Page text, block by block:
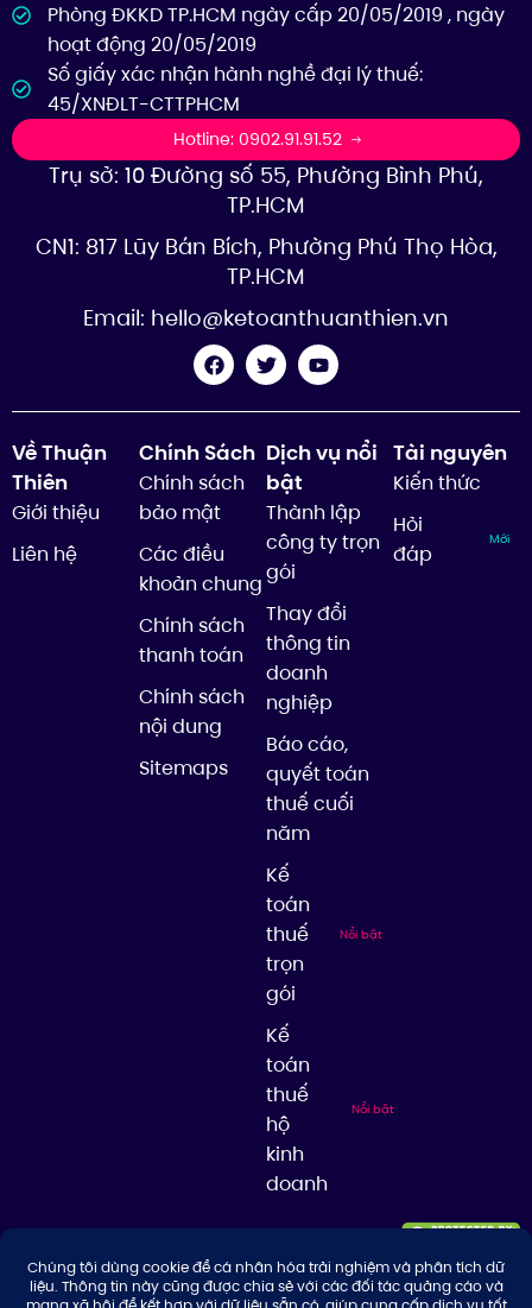
Phòng ĐKKD TP.HCM ngày cấp 20/05/2019 , ngày
hoạt động 20/05/2019
Số giấy xác nhận hành nghề đại lý thuế:
45/XNĐLT-CTTPHCM
Hotline: 0902.91.91.52
Trụ sở: 10 Đường số 55, Phường Bình Phú,
TP.HCM
CN1: 817 Lũy Bán Bích, Phường Phú Thọ Hòa,
TP.HCM
Email: hello@ketoanthuanthien.vn
Về Thuận
Thiên
Giới thiệu
Liên hệ
Chính Sách
Chính sách
bảo mật
Các điều
khoản chung
Chính sách
thanh toán
Chính sách
nội dung
Sitemaps
Dịch vụ nổi
bật
Thành lập
công ty trọn
gói
Thay đổi
thông tin
doanh
nghiệp
Báo cáo,
quyết toán
thuế cuối
năm
Kế
toán
thuế
trọn
gói
Nổi bật
Kế
toán
thuế
hộ
kinh
doanh
Nổi bật
Tài nguyên
Kiến thức
Hỏi
đáp
Mới